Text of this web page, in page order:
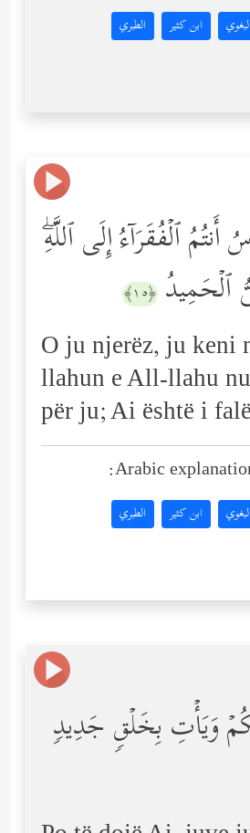
البغوي ابن كثير الطبري
أَنتُمُ ٱلۡفُقَرَاۤءُ إِلَى ٱللَّهِۖ
ٱلۡحَمِیدُ ﴿١٥﴾
O ju njerëz, ju keni
llahun e All-llahu
për ju; Ai është i
Arabic
البغوي ابن كثير الطبري
وَیَأۡتِ بِخَلۡقࣲ جَدِیدࣲ